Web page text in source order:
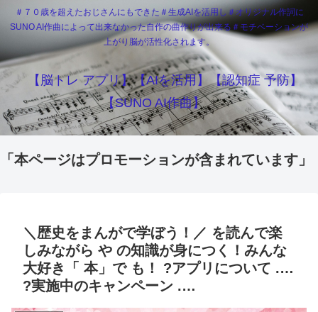
＃７０歳を超えたおじさんにもできた＃生成AIを活用し＃オリジナル作詞に
SUNO AI作曲によって出来なかった自作の曲作りが出来る＃モチベーションが
上がり脳が活性化されます。
【脳トレ アプリ】【AIを活用】【認知症 予防】
【SUNO AI作曲】
「本ページはプロモーションが含まれています」
＼歴史をまんがで学ぼう！／ を読んで楽
しみながら や の知識が身につく！みんな
大好き「 本」で も！ ?アプリについて .…
?実施中のキャンペーン .…